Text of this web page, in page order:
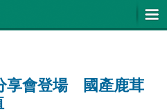
享會登場 國產鹿茸